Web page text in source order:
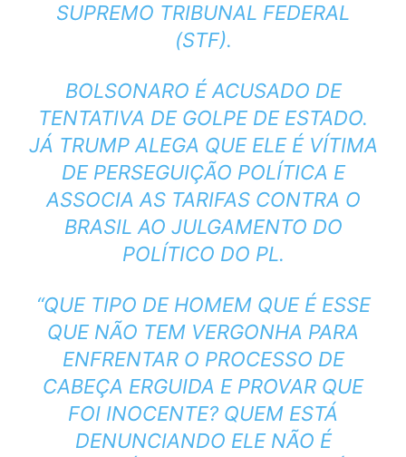
SUPREMO TRIBUNAL FEDERAL
(STF).
BOLSONARO É ACUSADO DE
TENTATIVA DE GOLPE DE ESTADO.
JÁ TRUMP ALEGA QUE ELE É VÍTIMA
DE PERSEGUIÇÃO POLÍTICA E
ASSOCIA AS TARIFAS CONTRA O
BRASIL AO JULGAMENTO DO
POLÍTICO DO PL.
“QUE TIPO DE HOMEM QUE É ESSE
QUE NÃO TEM VERGONHA PARA
ENFRENTAR O PROCESSO DE
CABEÇA ERGUIDA E PROVAR QUE
FOI INOCENTE? QUEM ESTÁ
DENUNCIANDO ELE NÃO É